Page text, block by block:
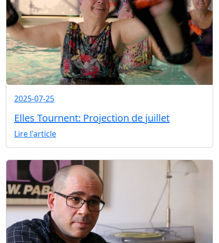
2025-07-25
Elles Tournent: Projection de juillet
Lire l'article